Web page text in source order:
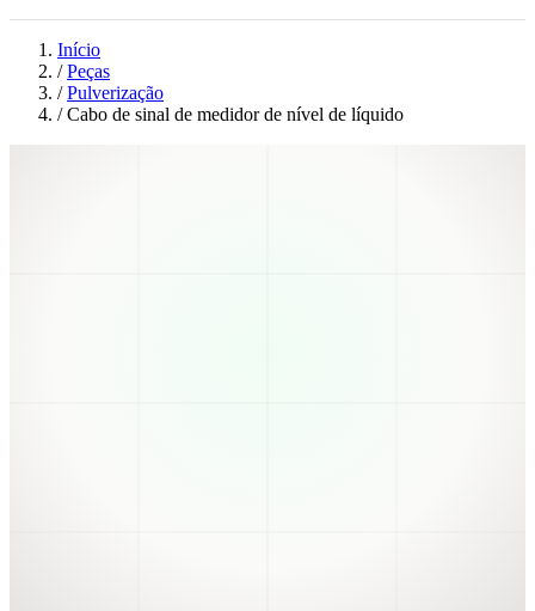
Início
/ Peças
/ Pulverização
/ Cabo de sinal de medidor de nível de líquido